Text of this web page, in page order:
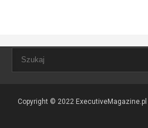
Copyright © 2022 ExecutiveMagazine.pl